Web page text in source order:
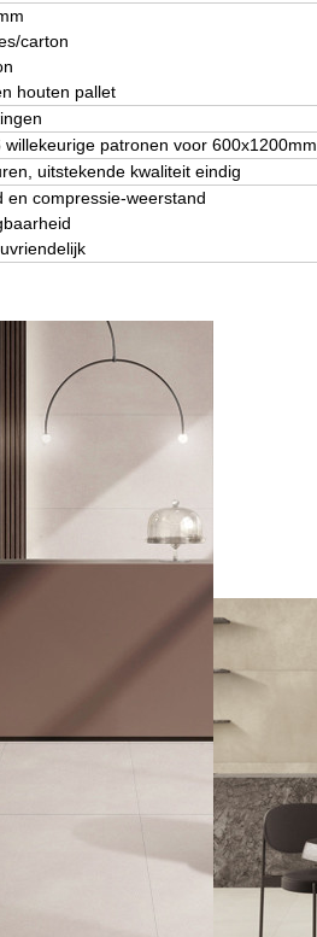
carton
houten pallet
willekeurige patronen voor 600x1200mm
uitstekende kwaliteit eindig
en compressie-weerstand